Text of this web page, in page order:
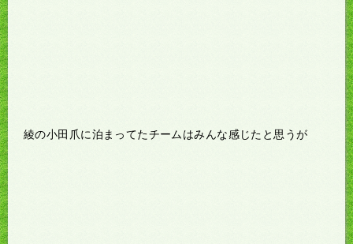
綾の小田爪に泊まってたチームはみんな感じたと思うが